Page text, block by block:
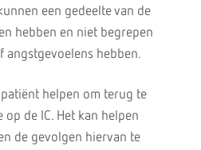
een gedeelte van de
hebben en niet begrepen
angstgevoelens hebben.
helpen om terug te
de IC. Het kan helpen
de gevolgen hiervan te